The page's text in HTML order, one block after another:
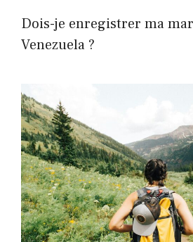
Dois-je enregistrer ma
Venezuela ?